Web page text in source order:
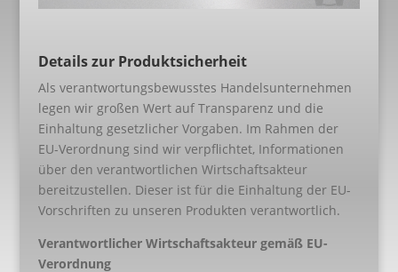
Details zur Produktsicherheit
Als verantwortungsbewusstes Handelsunternehmen
legen wir großen Wert auf Transparenz und die
Einhaltung gesetzlicher Vorgaben. Im Rahmen der
EU-Verordnung sind wir verpflichtet, Informationen
über den verantwortlichen Wirtschaftsakteur
bereitzustellen. Dieser ist für die Einhaltung der EU-
Vorschriften zu unseren Produkten verantwortlich.
Verantwortlicher Wirtschaftsakteur gemäß EU-
Verordnung